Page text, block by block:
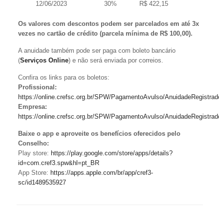
12/06/2023 30% R$ 422,15
Os valores com descontos podem ser parcelados em até 3x
vezes no cartão de crédito(parcela mínima de R$ 100,00).
A anuidade também pode ser paga com boleto bancário
(Serviços Online) e não será enviada por correios.
Confira os links para os boletos:
Profissional:
https://online.crefsc.org.br/SPW/PagamentoAvulso/
Empresa:
https://online.crefsc.org.br/SPW/PagamentoAvulso/
Baixe o app e aproveite os benefícios oferecidos pelo
Conselho:
Play store: https://play.google.com/store/apps/details?
id=com.cref3.spw&hl=pt_BR
App Store: https://apps.apple.com/br/app/cref3-
sc/id1489535927